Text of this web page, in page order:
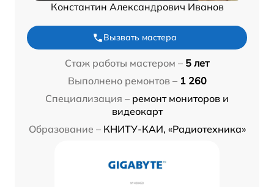
Константин Александрович Иванов
Вызвать мастера
Стаж работы мастером – 5 лет
Выполнено ремонтов – 1 260
Специализация – ремонт мониторов и
видеокарт
Образование – КНИТУ-КАИ, «Радиотехника»